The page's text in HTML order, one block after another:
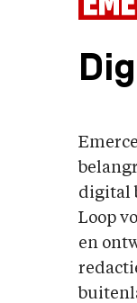
digital
Loop
en